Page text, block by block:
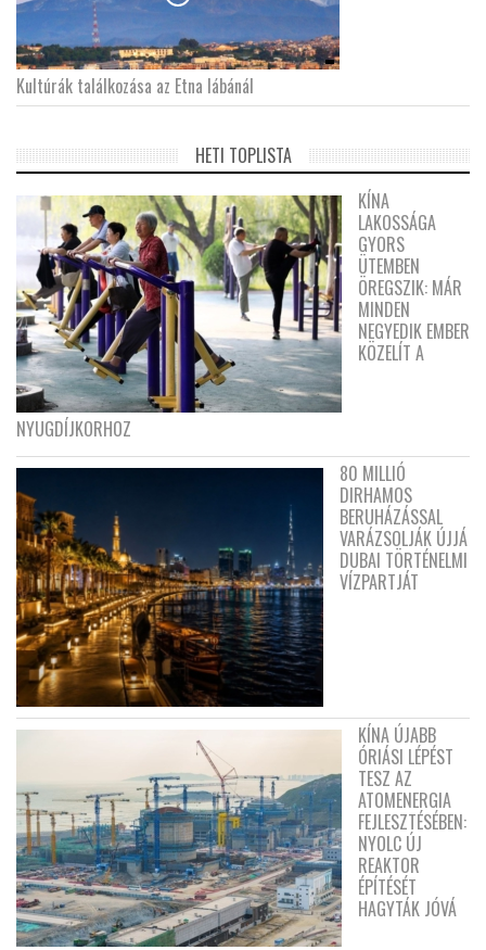
Kultúrák találkozása az Etna lábánál
HETI TOPLISTA
KÍNA
LAKOSSÁGA
GYORS
ÜTEMBEN
ÖREGSZIK: MÁR
MINDEN
NEGYEDIK EMBER
KÖZELÍT A
NYUGDÍJKORHOZ
80 MILLIÓ
DIRHAMOS
BERUHÁZÁSSAL
VARÁZSOLJÁK ÚJJÁ
DUBAI TÖRTÉNELMI
VÍZPARTJÁT
KÍNA ÚJABB
ÓRIÁSI LÉPÉST
TESZ AZ
ATOMENERGIA
FEJLESZTÉSÉBEN:
NYOLC ÚJ
REAKTOR
ÉPÍTÉSÉT
HAGYTÁK JÓVÁ